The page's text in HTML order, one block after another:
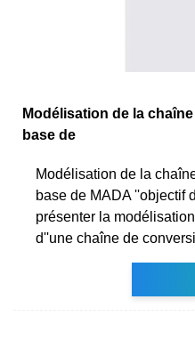
Modélisation de la
base de
Modélisation de la
base de MADA ''objectif
présenter la
d''une chaîne de